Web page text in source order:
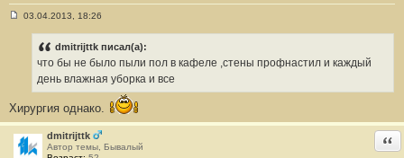
е
#
7
03.04.2013, 18:26
dmitrijttk писал(а):
что бы не было пыли пол в кафеле ,стены профнастил и каждый
день влажная уборка и все
Хирургия однако.
dmitrijttk
Автор темы, Бывалый